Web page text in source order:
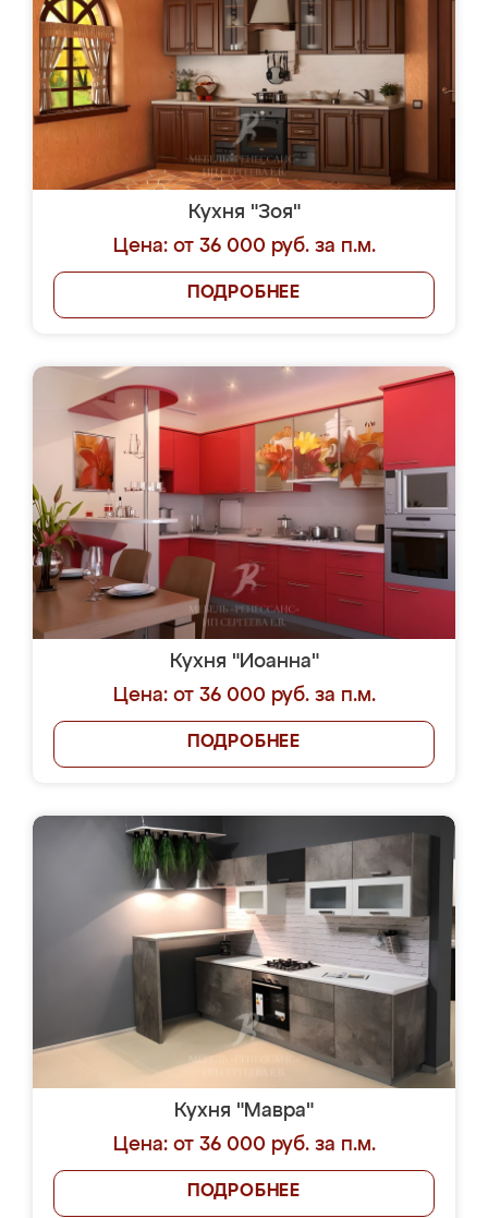
Кухня "Зоя"
Цена: от 36 000 руб. за п.м.
ПОДРОБНЕЕ
Кухня "Иоанна"
Цена: от 36 000 руб. за п.м.
ПОДРОБНЕЕ
Кухня "Мавра"
Цена: от 36 000 руб. за п.м.
ПОДРОБНЕЕ